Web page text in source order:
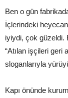
Ben o gün
İçlerindeki
iyiydi, çok güzeldi.
“Atılan işçileri geri
sloganlarıyla
Kapı önünde